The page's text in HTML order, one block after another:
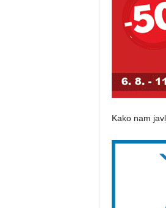
Kako nam